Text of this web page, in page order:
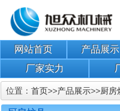
网站首页 产品展示
厂家实力
位置： 首页>>产品展示>>厨房